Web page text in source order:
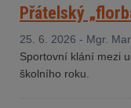
Přátelský
25. 6. 2026 - Mgr.
Sportovní klání mezi
školního roku.